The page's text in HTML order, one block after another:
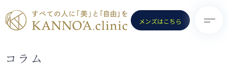
メンズはこちら
TOP
コラム